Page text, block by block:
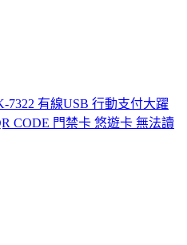
7322 有線USB 行動支付大躍
CODE 門禁卡 悠遊卡 無法讀